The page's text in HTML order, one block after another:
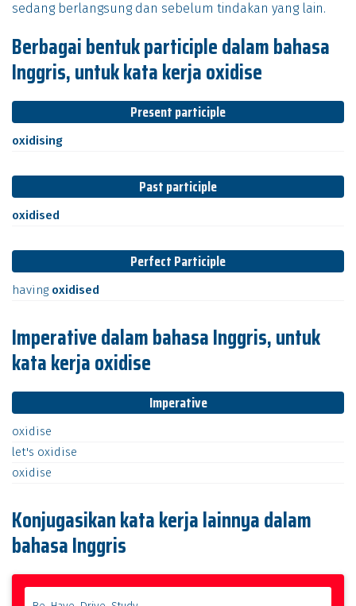
sedang berlangsung dan sebelum tindakan yang lain.
Berbagai bentuk participle dalam bahasa
Inggris, untuk kata kerja oxidise
Present participle
oxidising
Past participle
oxidised
Perfect Participle
having oxidised
Imperative dalam bahasa Inggris, untuk
kata kerja oxidise
Imperative
oxidise
let's oxidise
oxidise
Konjugasikan kata kerja lainnya dalam
bahasa Inggris